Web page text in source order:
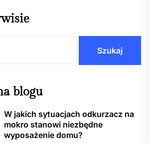
blogu
W jakich sytuacjach odkurzacz na
mokro stanowi niezbędne
wyposażenie domu?